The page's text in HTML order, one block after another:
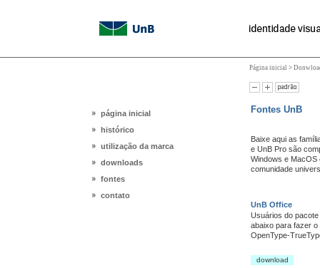
Página inicial >
página inicial
histórico
utilização da marca
downloads
fontes
contato
Fontes UnB
Baixe aqui as
e UnB Pro são
Windows e MacOS
comunidade
UnB Office
Usuários do
abaixo para fazer
OpenType-
download